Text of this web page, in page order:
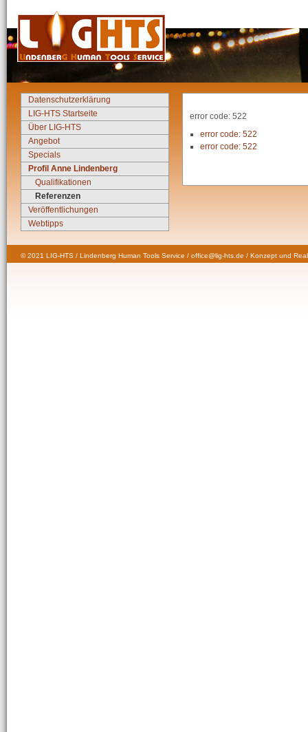
Datenschutzerklärung
LIG-HTS Startseite
Über LIG-HTS
Angebot
Specials
Profil Anne Lindenberg
Qualifikationen
Referenzen
Veröffentlichungen
Webtipps
error code: 522
error code: 522
error code: 522
© 2021 LIG-HTS / Lindenberg Human Tools Service / office@lig-hts.de / Konzept und